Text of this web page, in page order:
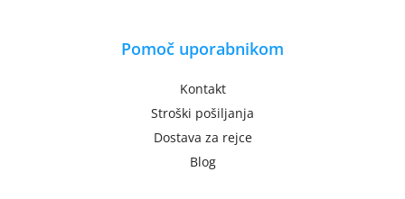
Pomoč uporabnikom
Kontakt
Stroški pošiljanja
Dostava za rejce
Blog